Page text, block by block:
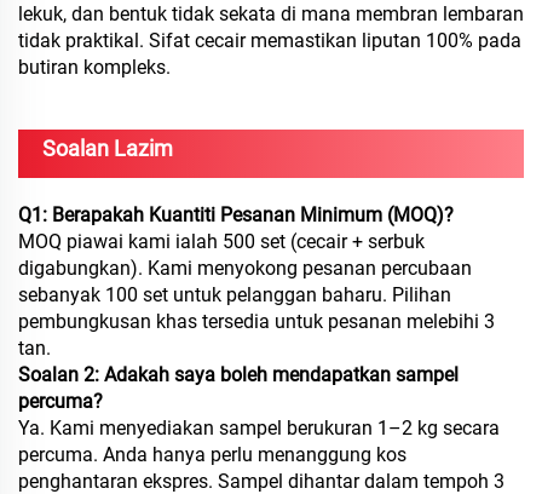
lekuk, dan bentuk tidak sekata di mana membran lembaran
tidak praktikal. Sifat cecair memastikan liputan 100% pada
butiran kompleks.
Soalan Lazim
Q1: Berapakah Kuantiti Pesanan Minimum (MOQ)?
MOQ piawai kami ialah 500 set (cecair + serbuk
digabungkan). Kami menyokong pesanan percubaan
sebanyak 100 set untuk pelanggan baharu. Pilihan
pembungkusan khas tersedia untuk pesanan melebihi 3
tan.
Soalan 2: Adakah saya boleh mendapatkan sampel
percuma?
Ya. Kami menyediakan sampel berukuran 1–2 kg secara
percuma. Anda hanya perlu menanggung kos
penghantaran ekspres. Sampel dihantar dalam tempoh 3